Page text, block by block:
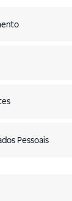
Pessoais